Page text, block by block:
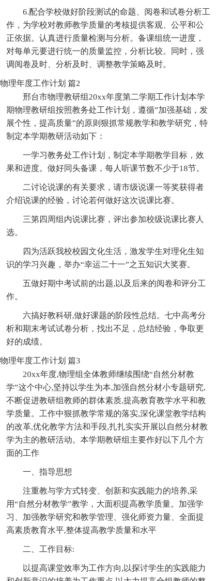
6.配合学校做好阶段测试的命题、阅卷和试卷分析工
作，为学校对教师教学质量的考核提供客观、公平和公
正依据。认真进行质量检测与分析。备课组统一进度，
对每单元要进行统一的质量监控，分析比较。同时，强
调阅卷及时、分析及时、调整教学策略及时。
物理年度工作计划 篇2
邢台市物理教研组20xx年度第二学期工作计划本学
期物理教研组按照教务处工作计划，遵循”加强基础，发
展个性，提高质量”的原则狠抓常规教学和教学研究，特
制定本学期教研活动如下：
一学习教务处工作计划，制定本学期教学目标，效
果和进度。做好同头备课，每人听课节数不少于18节。
二讨论说课的有关要求，请市级说课一等奖获得者
介绍说课的经验，讨论若何做好这次说课比赛。
三第四周组内说课比赛，评出参加校级说课比赛人
选。
四为活跃我校校园文化生活，激发学生对理化生知
识的学习兴趣，举办“幸运二十一”之五知识大奖赛。
五做好期中考试前的出题,以及后来的阅卷和评分工
作。
六搞好教科研,做好课题的阶段性总结。七中高考分
析和期末考试试卷分析，找出不足，总结经验，争取更
好的成绩。
物理年度工作计划 篇3
20xx年度,物理组全体教师继续围绕“自然分材教
学”这个中心,坚持以学生为本,加强自然分材小专题研究,
不断促进教研组教师的群体素质,提高教育教学水平和教
学质量。工作中狠抓教学常规的落实,深化课堂教学结构
的改革,优化教学方法和手段,扎扎实实开展以自然分材教
学为主的教研活动。本学期教研组主要作好以下几个方
面的工作
一、指导思想
注重教与学方式转变、创新和实践能力的培养,采
用“自然分材教学”教学，大面积提高教学质量。加强学
习、加强教学研究和教学管理、强化师资力量、全面提
高素质教育水平,整体提高教学质量和水平
二、工作目标:
以提高课堂效率为工作方向,以探讨学生的实践能力